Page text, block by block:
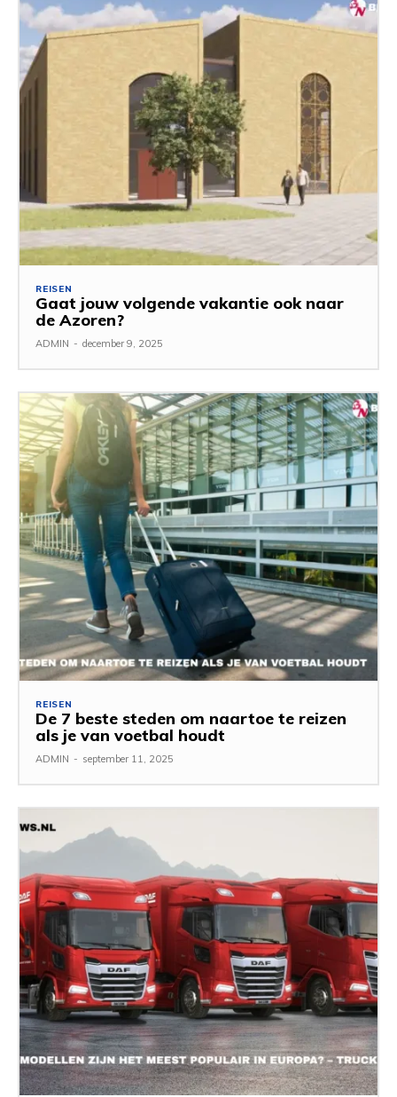
REISEN
Gaat jouw volgende vakantie ook naar
de Azoren?
ADMIN - december 9, 2025
REISEN
De 7 beste steden om naartoe te reizen
als je van voetbal houdt
ADMIN - september 11, 2025